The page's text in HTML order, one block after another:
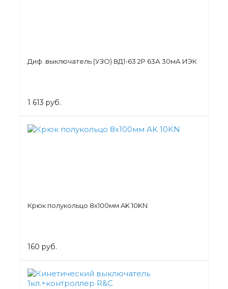
Диф. выключатель (УЗО) ВД1-63 2Р 63А 30мА ИЭК
1 613 руб.
Крюк полукольцо 8х100мм AK 10KN
160 руб.